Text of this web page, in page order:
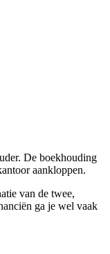
De boekhouding
aankloppen.
van de twee,
ga je wel vaak